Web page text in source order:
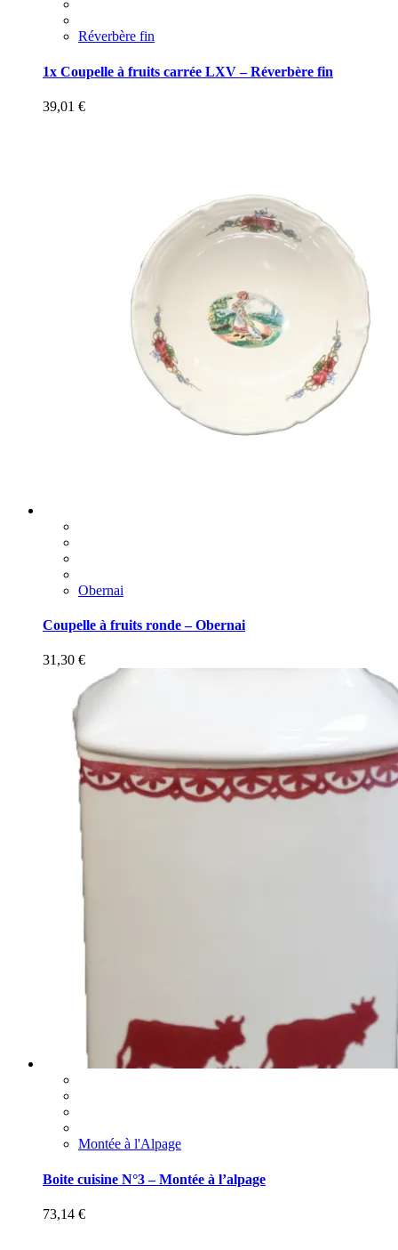
Réverbère fin
1x Coupelle à fruits carrée LXV – Réverbère fin
39,01 €
Obernai
Coupelle à fruits ronde – Obernai
31,30 €
Montée à l'Alpage
Boite cuisine N°3 – Montée à l’alpage
73,14 €